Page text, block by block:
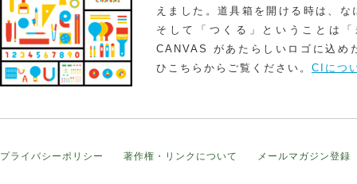
えました。道具箱を開ける時は、
そして「つくる」ということは
CANVAS があたらしいロゴに込め
ひこちらからご覧ください。 CIにつ
プライバシーポリシー 著作権・リンクについて メールマガジン登録